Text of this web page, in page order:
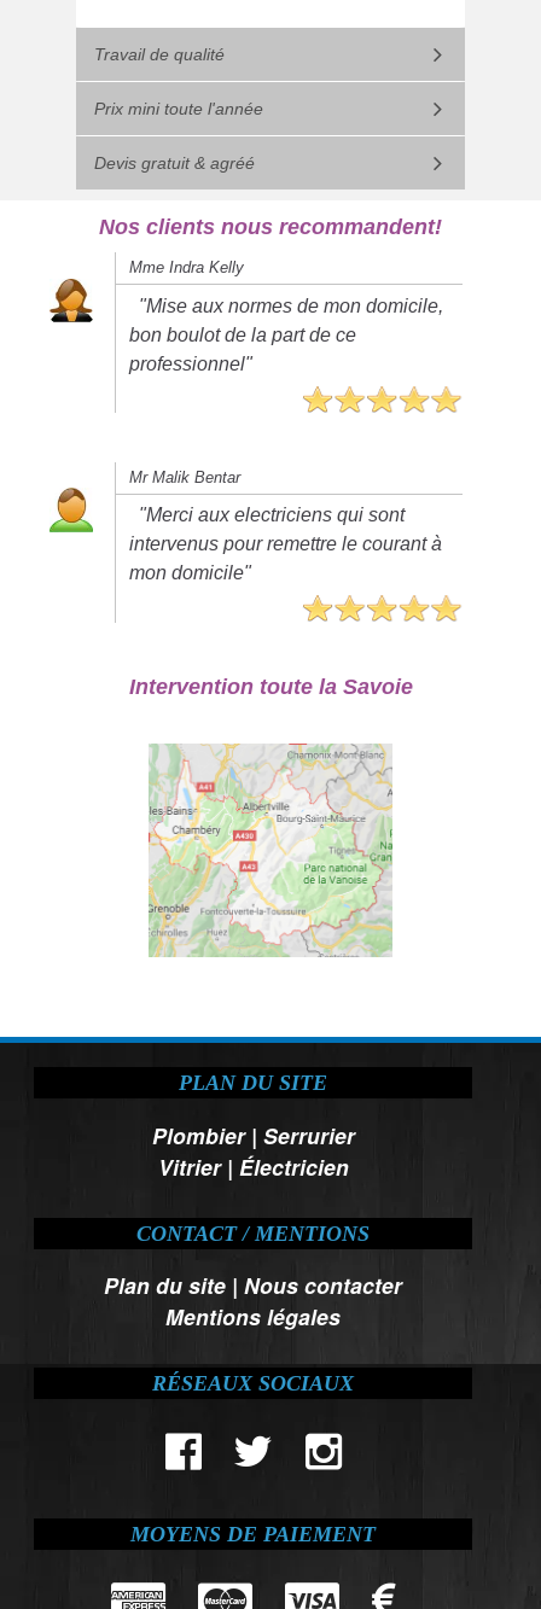
Travail de qualité
Prix mini toute l'année
Devis gratuit & agréé
Nos clients nous recommandent!
Mme Indra Kelly
"Mise aux normes de mon domicile,
bon boulot de la part de ce
professionnel"
Mr Malik Bentar
"Merci aux electriciens qui sont
intervenus pour remettre le courant à
mon domicile"
Intervention toute la Savoie
PLAN DU SITE
Plombier| Serrurier
Vitrier| Électricien
CONTACT / MENTIONS
Plan du site |Nous contacter
Mentions légales
RÉSEAUX SOCIAUX
MOYENS DE PAIEMENT